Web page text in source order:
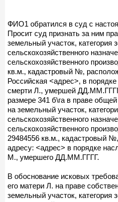
ФИО1 обратился в суд с
Просит суд признать за ним
земельный участок, категория
сельскохозяйственного
сельскохозяйственного
кв.м., кадастровый №,
Российская <адрес>, в
смерти Л., умершей
размере 341 б\га в праве
на земельный участок,
сельскохозяйственного
сельскохозяйственного
29484556 кв.м., кадастровый
адресу: <адрес> в порядке
М., умершего ДД.ММ.ГГГГ.
В обоснование исковых
его матери Л. на праве
земельный участок, категория